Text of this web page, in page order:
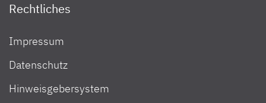
Rechtliches
Impressum
Datenschutz
Hinweisgebersystem